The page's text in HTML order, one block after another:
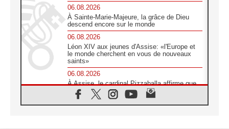
06.08.2026
À Sainte-Marie-Majeure, la grâce de Dieu
descend encore sur le monde
06.08.2026
Léon XIV aux jeunes d'Assise: «l'Europe et
le monde cherchent en vous de nouveaux
saints»
06.08.2026
À Assise, le cardinal Pizzaballa affirme que
«les chrétiens veulent la paix»
06.08.2026